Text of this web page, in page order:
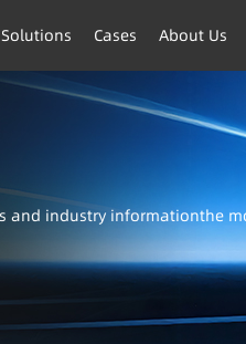
Solutions Cases About Us
and industry informationthe